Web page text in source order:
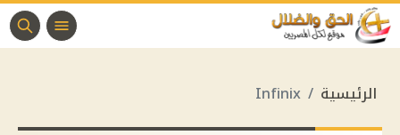
الرئيسية Infinix